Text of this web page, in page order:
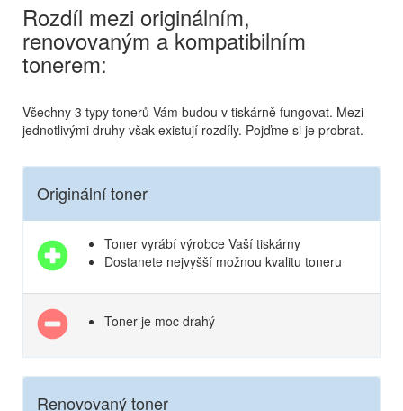
Rozdíl mezi originálním,
renovovaným a kompatibilním
tonerem:
Všechny 3 typy tonerů Vám budou v tiskárně fungovat. Mezi
jednotlivými druhy však existují rozdíly. Pojďme si je probrat.
Originální toner
Toner vyrábí výrobce Vaší tiskárny
Dostanete nejvyšší možnou kvalitu toneru
Toner je moc drahý
Renovovaný toner